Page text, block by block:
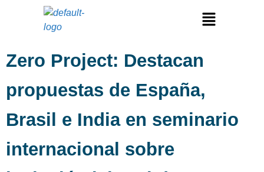
Zero Project: Destacan
propuestas de España,
Brasil e India en seminario
internacional sobre